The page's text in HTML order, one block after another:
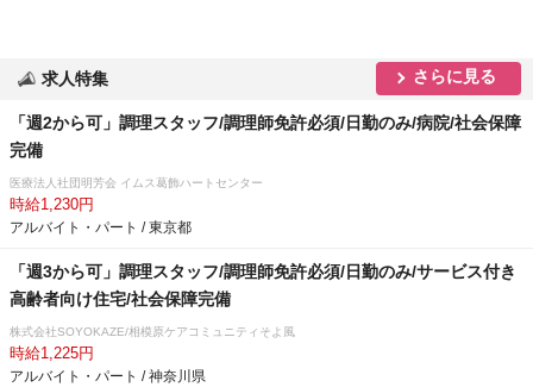
求人特集 さらに見る
「週2から可」調理スタッフ/調理師免許必須/日勤のみ/病院/社会保障
完備
医療法人社団明芳会 イムス葛飾ハートセンター
時給1,230円
アルバイト・パート / 東京都
「週3から可」調理スタッフ/調理師免許必須/日勤のみ/サービス付き
高齢者向け住宅/社会保障完備
株式会社SOYOKAZE/相模原ケアコミュニティそよ風
時給1,225円
アルバイト・パート / 神奈川県